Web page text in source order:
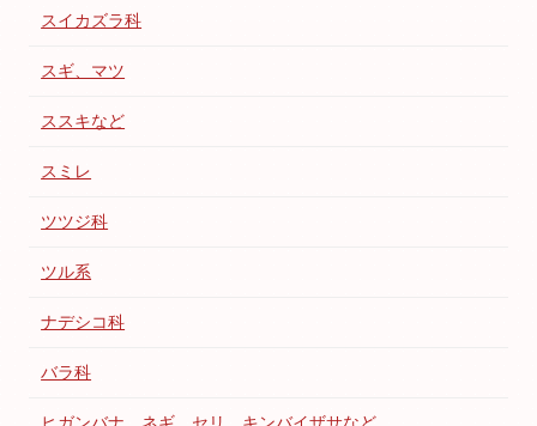
スイカズラ科
スギ、マツ
ススキなど
スミレ
ツツジ科
ツル系
ナデシコ科
バラ科